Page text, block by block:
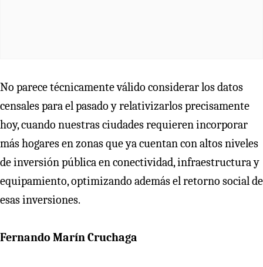
No parece técnicamente válido considerar los datos
censales para el pasado y relativizarlos precisamente
hoy, cuando nuestras ciudades requieren incorporar
más hogares en zonas que ya cuentan con altos niveles
de inversión pública en conectividad, infraestructura y
equipamiento, optimizando además el retorno social de
esas inversiones.
Fernando Marín Cruchaga